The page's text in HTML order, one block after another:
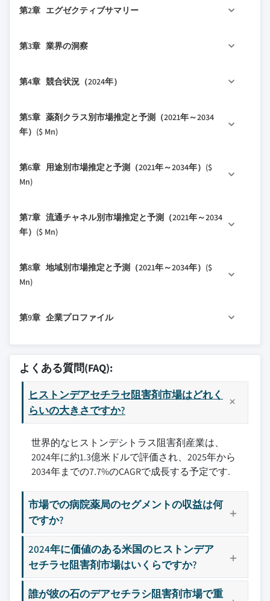
1.2 調査設計
1.2.2 データ収集方法
1.3.1 基準年の計算
1.4 予測モデル
1.5 一次調査と検証
1.5.2 データマイニングソース
第2章 エグゼクティブサマリー
第3章 業界の洞察
3.2 業界への影響要因
3.2.1.1 がん発症率の上昇
3.2.1.4 規制承認と希少疾病用医薬品指定
3.2.2.2 毒性と副作用
3.3 成長ポテンシャル分析
3.5 ギャップ分析
3.8 ポーターの分析
第4章 競合状況（2024年）
4.2 企業の市場シェア分析
4.3 企業マトリックス分析
4.5 競合ポジショニングマトリックス
第5章 薬剤クラス別市場推定と予測（2021年～2034
年）($ Mn)
5.2 ヒドロキサム酸誘導体
第6章 用途別市場推定と予測（2021年～2034年）($
Mn)
6.2 がん領域
6.3 神経学
第7章 流通チャネル別市場推定と予測（2021年～2034
年）($ Mn)
7.2 病院薬局
第8章 地域別市場推定と予測（2021年～2034年）($
Mn)
8.2 北米
8.2.2 カナダ
8.3 欧州
8.3.1 ドイツ
8.3.2 英国
8.3.3 フランス
8.3.4 スペイン
8.3.5 イタリア
8.3.6 オランダ
8.4 アジア太平洋
8.4.1 中国
8.4.3 インド
8.4.4 オーストラリア
8.4.5 韓国
8.5 ラテンアメリカ
第9章 企業プロファイル
9.1 ブリストル・マイヤーズ スクイブ社
9.3 ITFセラピューティクス
9.4 メルク・アンド・カンパニー
9.5 ノバルティス
9.6 スペクトラム ファーマシューティカルズ
9.7 泰州EOCファーマ
主要な競合他社が見当たりませんか？
れたものであり、競合全体を網羅するもので
はありません。
当社の市場収益計算は、個別にプロファイル
されていないメーカー、販売業者、専門業者
を含む全地域の全プレイヤーを考慮したボト
ムアップ手法を採用しています。プロファイ
よくある質問(FAQ):
ヒストンデアセチラセ阻害剤市場はどれく
らいの大きさですか?
世界的なヒストンデシトラス阻害剤産業は、
2024年に約1.3億米ドルで評価され、2025年から
2034年までの7.7%のCAGRで成長する予定です.
市場での病院薬局のセグメントの収益は何
ですか?
2024年に価値のある米国のヒストンデア
セチラセ阻害剤市場はいくらですか?
誰が彼の石のデアセチラシ阻害剤市場で重